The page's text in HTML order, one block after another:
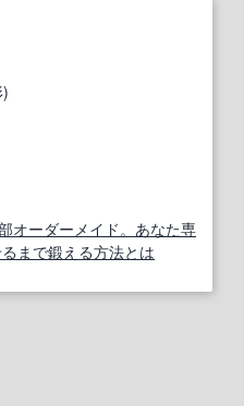
オーダーメイド。あなた専
まで鍛える方法とは